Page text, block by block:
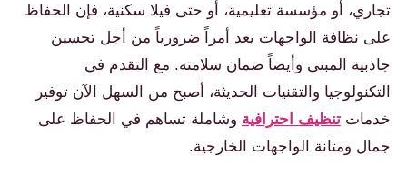
تجاري، أو مؤسسة تعليمية، أو حتى فيلا سكنية، فإن الحفاظ
على نظافة الواجهات يعد أمراً ضرورياً من أجل تحسين
جاذبية المبنى وأيضاً ضمان سلامته. مع التقدم في
التكنولوجيا والتقنيات الحديثة، أصبح من السهل الآن توفير
خدمات تنظيف احترافية وشاملة تساهم في الحفاظ على
جمال ومتانة الواجهات الخارجية.